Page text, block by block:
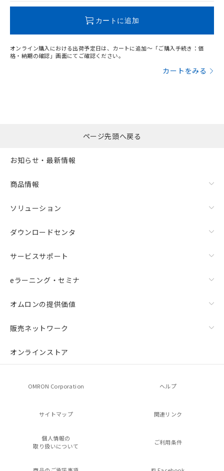
カートに追加
オンライン購入における出荷予定日は、カートに追加～「ご購入手続き：価
格・納期の確認」画面にてご確認ください。
カートをみる
ページ先頭へ戻る
お知らせ・最新情報
商品情報
ソリューション
ダウンロードセンタ
サービスサポート
eラーニング・セミナ
オムロンの提供価値
販売ネットワーク
オンラインストア
OMRON Corporation ヘルプ
サイトマップ 関連リンク
個人情報の
取り扱いについて
ご利用条件